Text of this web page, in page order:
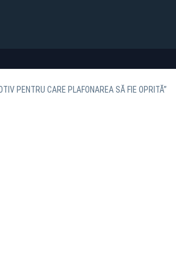
PENTRU CARE PLAFONAREA SĂ FIE OPRITĂ”